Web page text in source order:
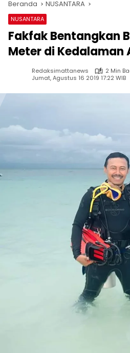
Beranda NUSANTARA
NUSANTARA
Fakfak Bentangkan
Meter di Kedalaman
Redaksimattanews
2 Min
Jumat, Agustus 16 2019 17:22 WIB